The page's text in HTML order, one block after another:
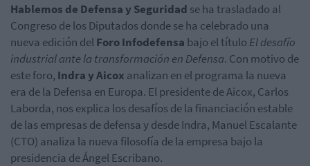
Hablemos de Defensa y Seguridad se ha trasladado al
Congreso de los Diputados donde se ha celebrado una
nueva edición delForo Infodefensa bajo el título El desafío
industrial ante la transformación en Defensa. Con motivo de
este foro, Indra y Aicox analizan en el programa la nueva
era de la Defensa en Europa. El presidente de Aicox, Carlos
Laborda, nos explica los desafíos de la financiación estable
de las empresas de defensa y desde Indra, Manuel Escalante
(CTO) analiza la nueva filosofía de la empresa bajo la
presidencia de Ángel Escribano.